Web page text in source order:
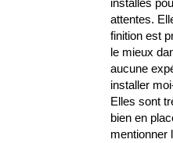
installés
attentes.
finition est
le mieux
aucune
installer
Elles sont
bien en
mentionner